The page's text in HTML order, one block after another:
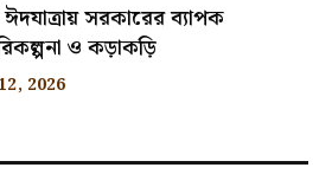
ঈদযাত্রায় সরকারের ব্যাপক
ও কড়াকড়ি
2026